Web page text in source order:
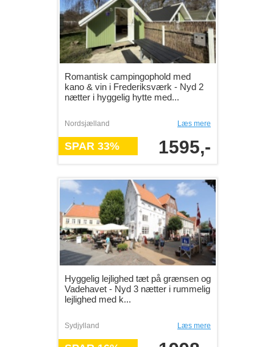
Romantisk campingophold med
kano & vin i Frederiksværk - Nyd 2
nætter i hyggelig hytte med...
Nordsjælland Læs mere
SPAR 33% 1595,-
Hyggelig lejlighed tæt på grænsen og
Vadehavet - Nyd 3 nætter i rummelig
lejlighed med k...
Sydjylland Læs mere